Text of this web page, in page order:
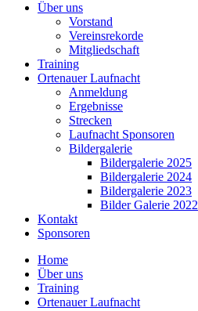
Über uns
Vorstand
Vereinsrekorde
Mitgliedschaft
Training
Ortenauer Laufnacht
Anmeldung
Ergebnisse
Strecken
Laufnacht Sponsoren
Bildergalerie
Bildergalerie 2025
Bildergalerie 2024
Bildergalerie 2023
Bilder Galerie 2022
Kontakt
Sponsoren
Home
Über uns
Training
Ortenauer Laufnacht